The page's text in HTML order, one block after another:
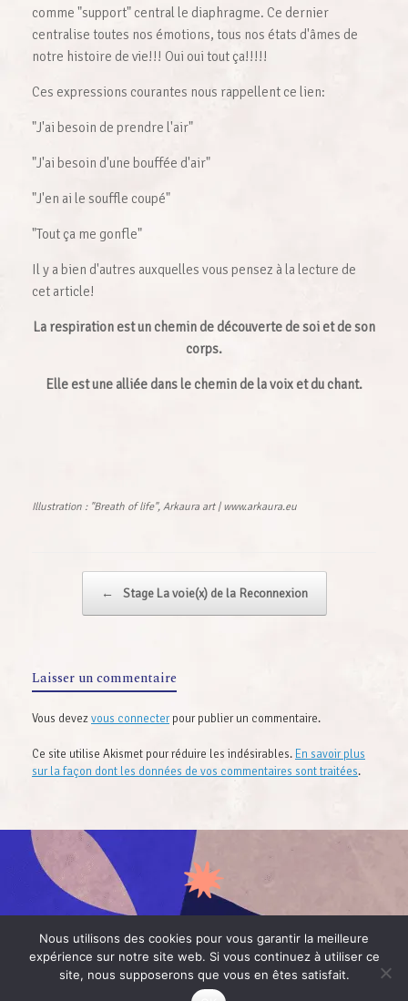
comme "support" central le diaphragme. Ce dernier
centralise toutes nos émotions, tous nos états d'âmes de
notre histoire de vie!!! Oui oui tout ça!!!!!
Ces expressions courantes nous rappellent ce lien:
"J'ai besoin de prendre l'air"
"J'ai besoin d'une bouffée d'air"
"J'en ai le souffle coupé"
"Tout ça me gonfle"
Il y a bien d'autres auxquelles vous pensez à la lecture de
cet article!
La respiration est un chemin de découverte de soi et de son
corps.
Elle est une alliée dans le chemin de la voix et du chant.
Illustration : "Breath of life", Arkaura art | www.arkaura.eu
← Stage La voie(x) de la Reconnexion
Laisser un commentaire
Vous devezvous connecterpour publier un commentaire.
Ce site utilise Akismet pour réduire les indésirables. En savoir plus
sur la façon dont les données de vos commentaires sont traitées.
CONTACT
Nous utilisons des cookies pour vous garantir la meilleure
expérience sur notre site web. Si vous continuez à utiliser ce
site, nous supposerons que vous en êtes satisfait.